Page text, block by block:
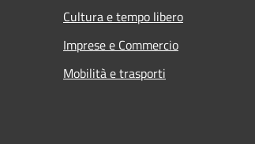
Cultura e tempo libero
Imprese e Commercio
Mobilità e trasporti